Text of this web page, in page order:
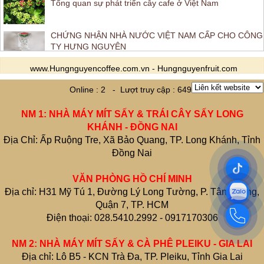
Tổng quan sự phát triển cây cafe ở Việt Nam
CHỨNG NHẬN NHÀ NƯỚC VIỆT NAM CẤP CHO CÔNG
TY HƯNG NGUYÊN
www.Hungnguyencoffee.com.vn - Hungnguyenfruit.com
Online : 2 - Lượt truy cập : 649
NM 1: NHÀ MÁY MÍT SẤY & TRÁI CÂY SẤY LONG
KHÁNH - ĐỒNG NAI
Địa Chỉ: Ấp Ruộng Tre, Xã Bảo Quang, TP. Long Khánh, Tỉnh
Đồng Nai
VĂN PHÒNG HỒ CHÍ MINH
Địa chỉ: H31 Mỹ Tú 1, Đường Lý Long Tường, P. Tân Phong,
Quận 7, TP. HCM
Điện thoại: 028.5410.2992 - 0917170306
NM 2: NHÀ MÁY MÍT SẤY & CÀ PHÊ PLEIKU - GIA LAI
Địa chỉ: Lô B5 - KCN Trà Đa, TP. Pleiku, Tỉnh Gia Lai